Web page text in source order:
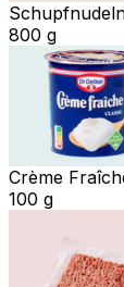
800 g
Crème
100 g